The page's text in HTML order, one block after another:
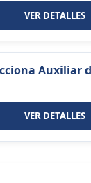
VER DETALLES
Auxiliar
VER DETALLES